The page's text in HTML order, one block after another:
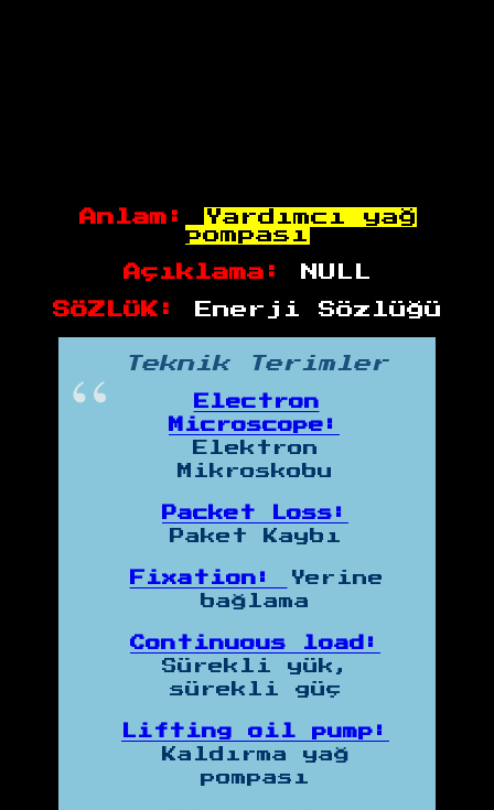
Anlam:
Yardımcı yağ
pompası
Açıklama: NULL
SÖZLÜK: Enerji Sözlüğü
Teknik Terimler
Electron
Microscope:
Elektron
Mikroskobu
Packet Loss:
Paket Kaybı
Fixation:
Yerine
bağlama
Continuous load:
Sürekli yük,
sürekli güç
Lifting oil pump:
Kaldırma yağ
pompası